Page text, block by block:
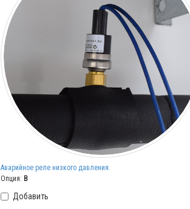
Аварийное реле низкого давления.
Опция: B
Добавить